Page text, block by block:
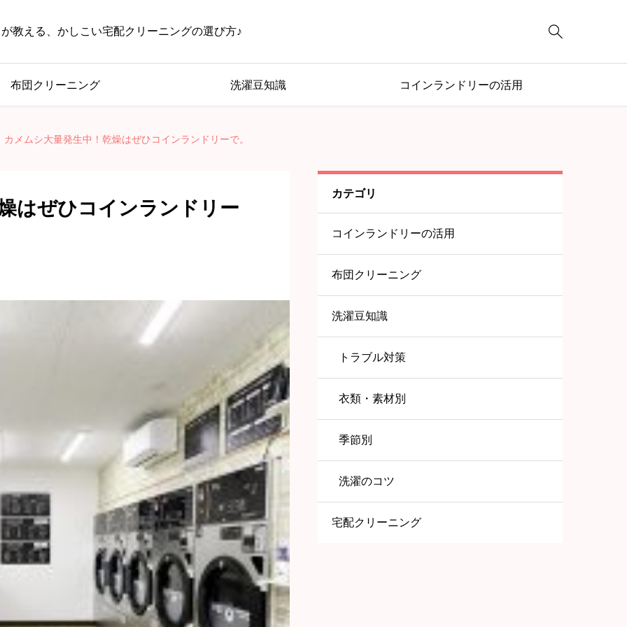
教える、かしこい宅配クリーニングの選び方♪ 
布団クリーニング 洗濯豆知識 コインランドリーの活用
カメムシ大量発生中！乾燥はぜひコインランドリーで。
はぜひコインランドリー
カテゴリ
コインランドリーの活用
布団クリーニング
洗濯豆知識
トラブル対策
衣類・素材別
季節別
洗濯のコツ
宅配クリーニング